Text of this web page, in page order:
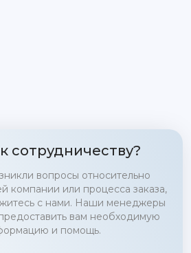
сотрудничеству?
вопросы относительно
компании или процесса заказа,
с нами. Наши менеджеры
вам необходимую
и помощь.